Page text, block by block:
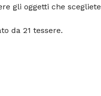
gli oggetti che scegliete
da 21 tessere.